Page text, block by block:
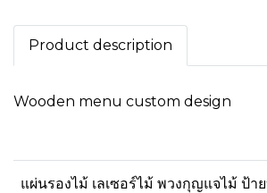
Product description
Wooden menu custom design
แผ่นรองไม้ เลเซอร์ไม้ พวงกุญแจไม้ ป้า